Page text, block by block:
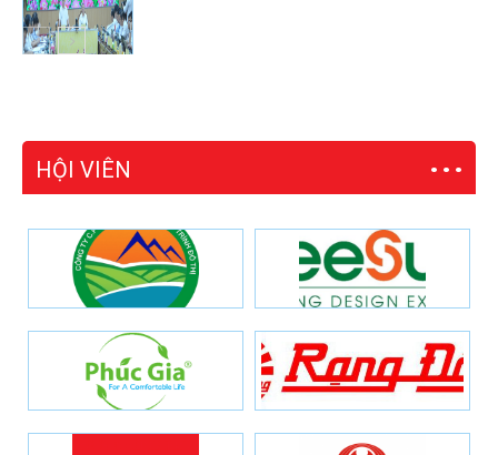
HỘI VIÊN